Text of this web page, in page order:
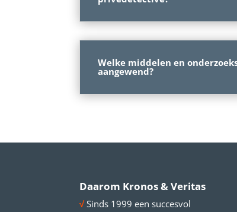
Welke middelen en
aangewend?
Daarom Kronos & Veritas
√Sinds 1999 een succesvol